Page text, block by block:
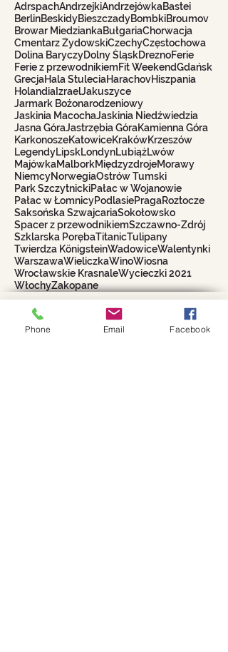
AdrspachAndrzejkiAndrzejówkaBastei
BerlinBeskidyBieszczadyBombkiBroumov
Browar MiedziankaBułgariaChorwacja
Cmentarz ŻydowskiCzechyCzęstochowa
Dolina BaryczyDolny ŚląskDreznoFerie
Ferie z przewodnikiemFit WeekendGdańsk
GrecjaHala StuleciaHarachovHiszpania
Holandia IzraelJakuszyce
Jarmark Bożonarodzeniowy
Jaskinia MacochaJaskinia Niedźwiedzia
Jasna GóraJastrzębia GóraKamienna Góra
KarkonoszeKatowiceKrakówKrzeszów
LegendyLipskLondynLubiążLwów
MajówkaMalborkMiędzyzdrojeMorawy
NiemcyNorwegiaOstrów Tumski
Park SzczytnickiPałac w Wojanowie
Pałac w ŁomnicyPodlasiePragaRoztocze
Saksońska SzwajcariaSokołowsko
Spacer z przewodnikiemSzczawno-Zdrój
Szklarska PorębaTitanicTulipany
Twierdza KönigsteinWadowiceWalentynki
WarszawaWieliczkaWinoWiosna
Wrocławskie KrasnaleWycieczki 2021
WłochyZakopane
Biuro Turystyczne
WROCŁAWIANKA
Phone Email Facebook